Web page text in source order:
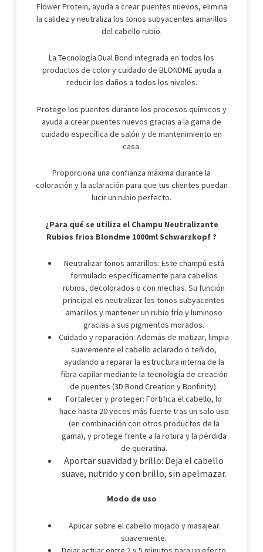
Flower Protein, ayuda a crear puentes nuevos, elimina
la calidez y neutraliza los tonos subyacentes amarillos
del cabello rubio.
La Tecnología Dual Bond integrada en todos los
productos de color y cuidado de BLONDME ayuda a
reducir los daños a todos los niveles.
Protege los puentes durante los procesos químicos y
ayuda a crear puentes nuevos gracias a la gama de
cuidado específica de salón y de mantenimiento en
casa.
Proporciona una confianza máxima durante la
coloración y la aclaración para que tus clientes puedan
lucir un rubio perfecto.
¿Para qué se utiliza el Champu Neutralizante
Rubios frios Blondme 1000ml Schwarzkopf ?
Neutralizar tonos amarillos: Este champú está
formulado específicamente para cabellos
rubios, decolorados o con mechas. Su función
principal es neutralizar los tonos subyacentes
amarillos y mantener un rubio frío y luminoso
gracias a sus pigmentos morados.
Cuidado y reparación: Además de matizar, limpia
suavemente el cabello aclarado o teñido,
ayudando a reparar la estructura interna de la
fibra capilar mediante la tecnología de creación
de puentes (3D Bond Creation y Bonfinity).
Fortalecer y proteger: Fortifica el cabello, lo
hace hasta 20 veces más fuerte tras un solo uso
(en combinación con otros productos de la
gama), y protege frente a la rotura y la pérdida
de queratina.
Aportar suavidad y brillo: Deja el cabello
suave, nutrido y con brillo, sin apelmazar.
Modo de uso
Aplicar sobre el cabello mojado y masajear
suavemente.